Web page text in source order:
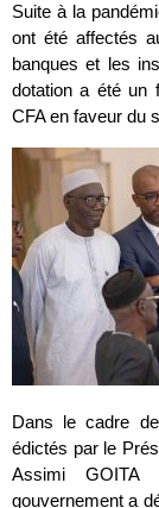
Suite à la
ont été affectés
banques et les
dotation a été un
CFA en faveur du
Dans le cadre
édictés par le
Assimi GOITA
gouvernement a